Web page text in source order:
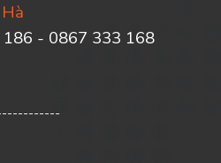
186 - 0867 333 168